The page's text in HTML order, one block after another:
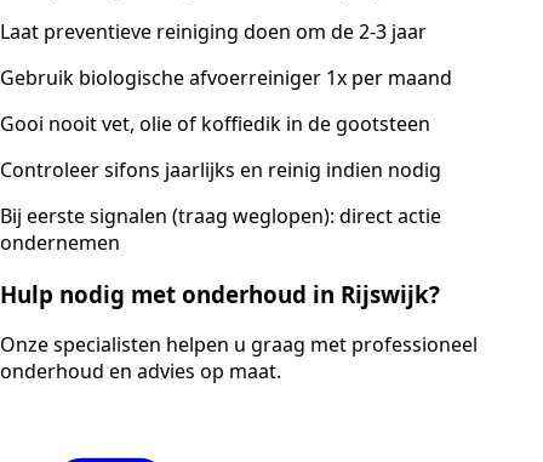
Laat preventieve reiniging doen om de 2-3 jaar
Gebruik biologische afvoerreiniger 1x per maand
Gooi nooit vet, olie of koffiedik in de gootsteen
Controleer sifons jaarlijks en reinig indien nodig
Bij eerste signalen (traag weglopen): direct actie
ondernemen
Hulp nodig met onderhoud in Rijswijk?
Onze specialisten helpen u graag met professioneel
onderhoud en advies op maat.